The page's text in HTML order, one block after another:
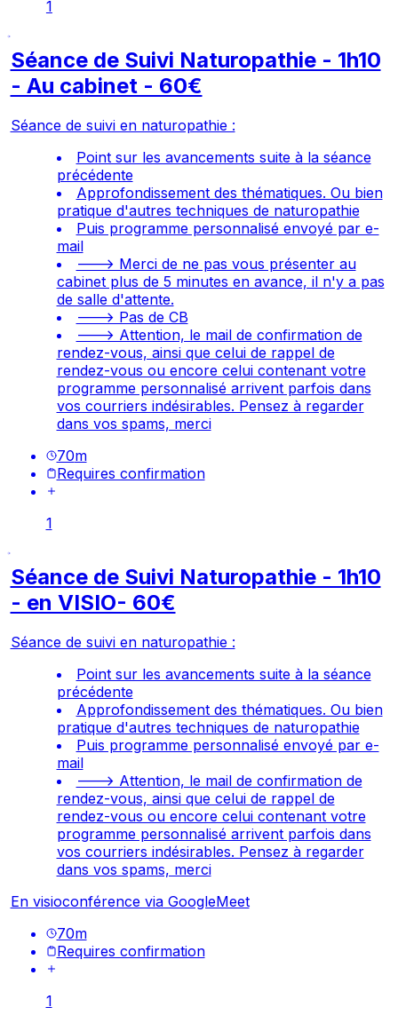
1
Séance de Suivi Naturopathie - 1h10
- Au cabinet - 60€
Séance de suivi en naturopathie :
Point sur les avancements suite à la séance
précédente
Approfondissement des thématiques. Ou bien
pratique d'autres techniques de naturopathie
Puis programme personnalisé envoyé par e-
mail
---> Merci de ne pas vous présenter au
cabinet plus de 5 minutes en avance, il n'y a pas
de salle d'attente.
---> Pas de CB
---> Attention, le mail de confirmation de
rendez-vous, ainsi que celui de rappel de
rendez-vous ou encore celui contenant votre
programme personnalisé arrivent parfois dans
vos courriers indésirables. Pensez à regarder
dans vos spams, merci
70m
Requires confirmation
1
Séance de Suivi Naturopathie - 1h10
- en VISIO- 60€
Séance de suivi en naturopathie :
Point sur les avancements suite à la séance
précédente
Approfondissement des thématiques. Ou bien
pratique d'autres techniques de naturopathie
Puis programme personnalisé envoyé par e-
mail
---> Attention, le mail de confirmation de
rendez-vous, ainsi que celui de rappel de
rendez-vous ou encore celui contenant votre
programme personnalisé arrivent parfois dans
vos courriers indésirables. Pensez à regarder
dans vos spams, merci
En visioconférence via GoogleMeet
70m
Requires confirmation
1